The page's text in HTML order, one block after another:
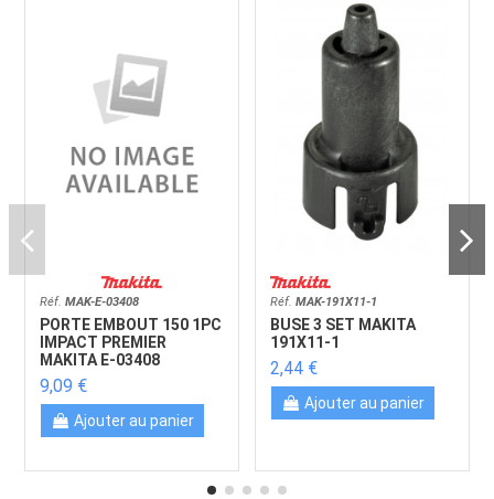
Réf.MAK-E-03408
PORTE EMBOUT 150 1PC
IMPACT PREMIER
MAKITA E-03408
9,09 €
Ajouter au panier
Réf.MAK-191X11-1
BUSE 3 SET MAKITA
191X11-1
2,44 €
Ajouter au panier